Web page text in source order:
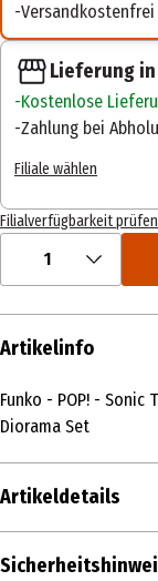
Versandkostenfrei
Lieferung
Kostenlose
Zahlung bei
Filiale wählen
Filialverfügbarkeit prüfen
1
Artikelinfo
Funko - POP! -
Diorama Set
Artikeldetails
Inhalt